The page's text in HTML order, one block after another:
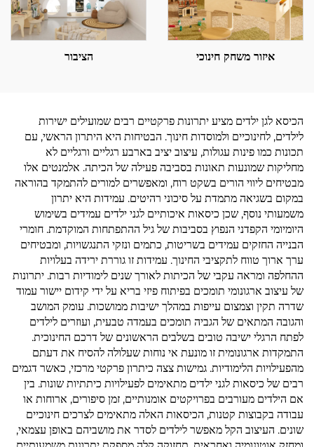
איזור משחק חינוכי הציבור
הכיסא לגן ילדים מציע יתרונות פרקטיים רבים שמועילים ישירות
לילדים, לחינוכיים ולמוסדות חינוך. הבטיחות היא היתרון הראשי, עם
תכונות כמו פינות עגולות, עיצוב יציב בארבע רגליים ורגליים לא
מחליקות שמונעות תאונות בסביבה פעילה של הכיתה. אלמנטים אלו
מבטיחים ליווי הורים בשקט רוח, ומאפשרים למורים להתמקד בהוראה
במקום בשגיאה מתמדת על סיכוני רהיטים. עמידות היא יתרון
משמעותי נוסף, שכן כיסאות איכותיים לגני ילדים עמידים בשימוש
היומיומי הקפדני הנפוץ בסביבות של גיל ההתפתחות המוקדמת. חומרי
הבנייה החזקים עמידים בשריטות, כתמים ונזקי התנגשויות, ומבטיחים
ערך ארוך טווח לתקציבי החינוך. עמידות זו גוררת ירידה בעלויות
ההחלפה ומראה עקבי של הכיתות לאורך שנים לימודיות רבות. יתרונות
של עיצוב ארגונומי תומכים בפיתוח פיזי בריא על ידי קידום יישור עמוד
שדרה תקין וצמצום עייפות במהלך ישיבות ממושכות. עומק המושב
והגובה המתאים של הגביה תומכים בעמדה טבעית, ועוזרים לילדים
לפתח הרגלי ישיבה טובים בשלבים הראשונים של דרכם החינוכית.
התמקדות ארגונומית זו מונעת אי נוחות שעלולה להסיח את דעתם
מהפעילויות הלימודיות. גמישות צצה כיתרון פרקטי מרכזי, כאשר דגמים
רבים של כיסאות לגני ילדים מתאימים לפעילויות כיתתיות שונות. בין
אם הילדים מעורבים בפרויקטים אומנותיים, זמן סיפורים, ארוחות או
עבודה בקבוצות קטנות, הכיסאות האלה מתאימים לצרכים חינוכיים
שונים. העיצוב הקל מאפשר לילדים לסדר את מושביהם באופן עצמאי,